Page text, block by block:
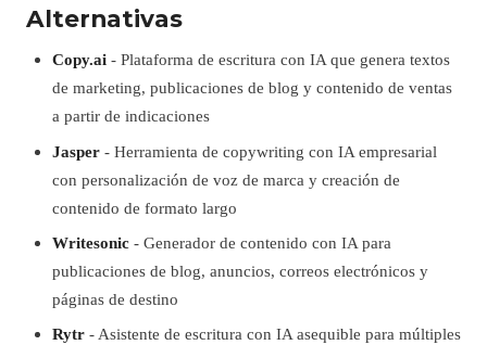
Alternativas
Copy.ai - Plataforma de escritura con IA que genera textos
de marketing, publicaciones de blog y contenido de ventas
a partir de indicaciones
Jasper - Herramienta de copywriting con IA empresarial
con personalización de voz de marca y creación de
contenido de formato largo
Writesonic - Generador de contenido con IA para
publicaciones de blog, anuncios, correos electrónicos y
páginas de destino
Rytr - Asistente de escritura con IA asequible para múltiples